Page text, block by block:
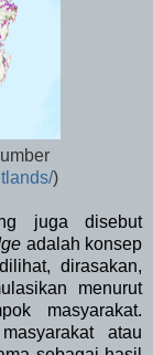
)
juga disebut
adalah konsep
dirasakan,
menurut
masyarakat.
atau